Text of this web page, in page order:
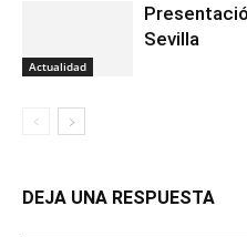
Actualidad
Sevilla
DEJA UNA RESPUESTA